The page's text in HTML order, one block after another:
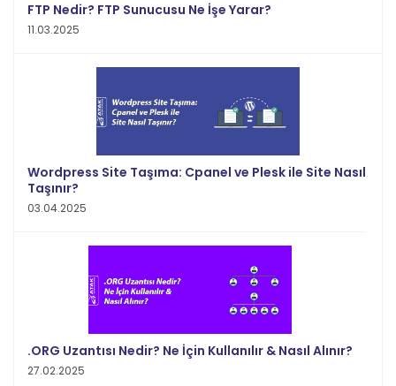
FTP Nedir? FTP Sunucusu Ne İşe Yarar?
11.03.2025
Wordpress Site Taşıma: Cpanel ve Plesk ile Site Nasıl
Taşınır?
03.04.2025
.ORG Uzantısı Nedir? Ne İçin Kullanılır & Nasıl Alınır?
27.02.2025